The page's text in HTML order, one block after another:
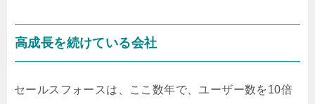
高成長を続けている会社
セールスフォースは、ここ数年で、ユーザー数を10倍